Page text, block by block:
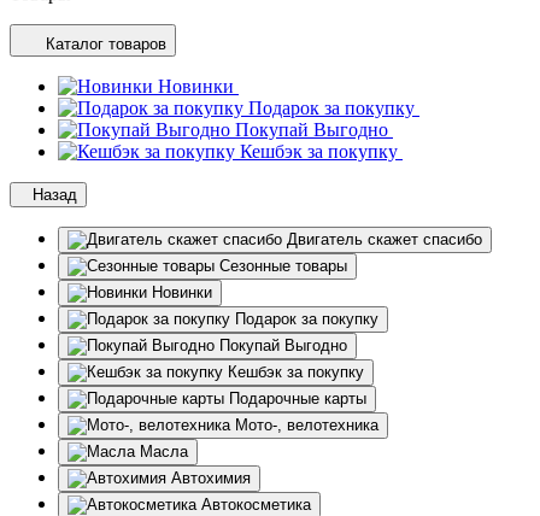
Каталог товаров
Новинки
Подарок за покупку
Покупай Выгодно
Кешбэк за покупку
Назад
Двигатель скажет спасибо
Сезонные товары
Новинки
Подарок за покупку
Покупай Выгодно
Кешбэк за покупку
Подарочные карты
Мото-, велотехника
Масла
Автохимия
Автокосметика